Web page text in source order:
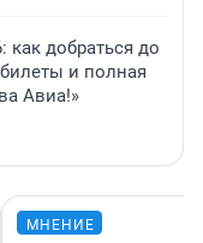
добраться до
и полная
Авиа!»
МНЕНИЕ